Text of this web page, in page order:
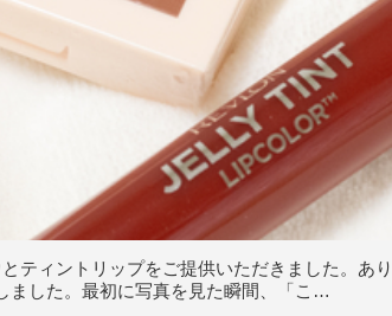
ティントリップをご提供いただきました。
ました。最初に写真を見た瞬間、「こ…